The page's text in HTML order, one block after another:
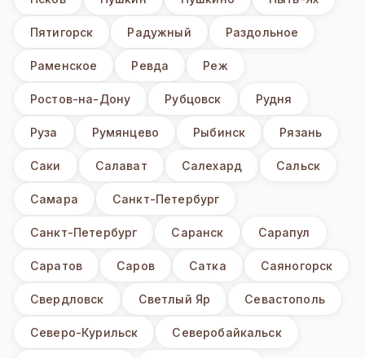
Пятигорск Радужный Раздольное
Раменское Ревда Реж
Ростов-на-Дону Рубцовск Рудня
Руза Румянцево Рыбинск Рязань
Саки Салават Салехард Сальск
Самара Санкт-Петербург
Санкт-Петербург Саранск Сарапул
Саратов Саров Сатка Саяногорск
Свердловск Светлый Яр Севастополь
Северо-Курильск Северобайкальск